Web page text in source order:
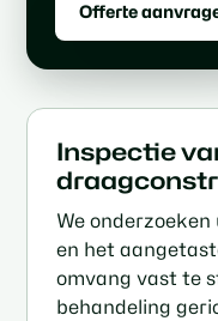
Offerte
Inspectie
We
en het
omvang vast te
behandeling